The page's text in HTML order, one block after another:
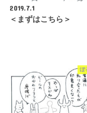
2019.7.1
＜まずはこちら＞
ぽ